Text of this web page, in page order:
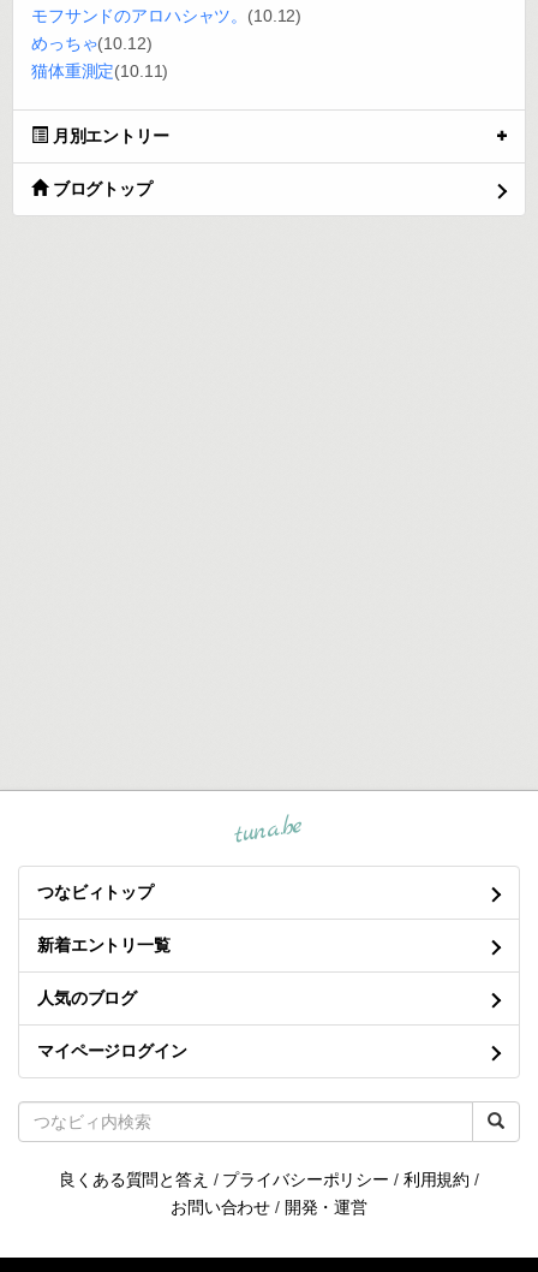
モフサンドのアロハシャツ。 (10.12)
めっちゃ(10.12)
猫体重測定(10.11)
月別エントリー
ブログトップ
tuna.be
つなビィトップ
新着エントリ一覧
人気のブログ
マイページログイン
良くある質問と答え / プライバシーポリシー / 利用規約 /
お問い合わせ / 開発・運営